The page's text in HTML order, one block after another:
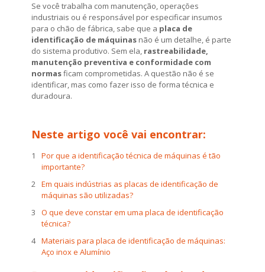
Se você trabalha com manutenção, operações
industriais ou é responsável por especificar insumos
para o chão de fábrica, sabe que a placa de
identificação de máquinas não é um detalhe, é parte
do sistema produtivo. Sem ela, rastreabilidade,
manutenção preventiva e conformidade com
normasficam comprometidas. A questão não é se
identificar, mas como fazer isso de forma técnica e
duradoura.
Neste artigo você vai encontrar:
Por que a identificação técnica de máquinas é tão
importante?
Em quais indústrias as placas de identificação de
máquinas são utilizadas?
O que deve constar em uma placa de identificação
técnica?
Materiais para placa de identificação de máquinas:
Aço inox e Alumínio